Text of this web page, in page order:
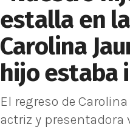
estalla en
Carolina
hijo estaba
El regreso de
actriz y presentadora